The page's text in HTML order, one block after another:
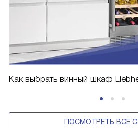
Как выбрать винный шкаф
ПОСМОТРЕТЬ ВСЕ